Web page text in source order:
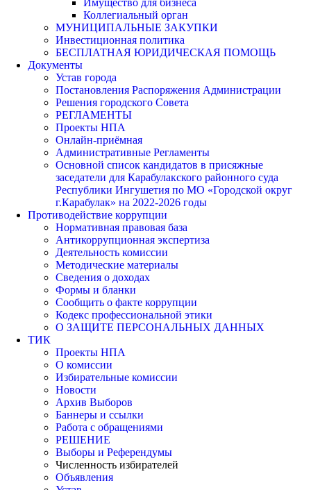
Коллегиальный орган
МУНИЦИПАЛЬНЫЕ ЗАКУПКИ
Инвестиционная политика
БЕСПЛАТНАЯ ЮРИДИЧЕСКАЯ ПОМОЩЬ
Документы
Устав города
Постановления Распоряжения Администрации
Решения городского Совета
РЕГЛАМЕНТЫ
Проекты НПА
Онлайн-приёмная
Административные Регламенты
Основной список кандидатов в присяжные
заседатели для Карабулакского районного суда
Республики Ингушетия по МО «Городской округ
г.Карабулак» на 2022-2026 годы
Противодействие коррупции
Нормативная правовая база
Антикоррупционная экспертиза
Деятельность комиссии
Методические материалы
Сведения о доходах
Формы и бланки
Сообщить о факте коррупции
Кодекс профессиональной этики
О ЗАЩИТЕ ПЕРСОНАЛЬНЫХ ДАННЫХ
ТИК
Проекты НПА
О комиссии
Избирательные комиссии
Новости
Архив Выборов
Баннеры и ссылки
Работа с обращениями
РЕШЕНИЕ
Выборы и Референдумы
Численность избирателей
Объявления